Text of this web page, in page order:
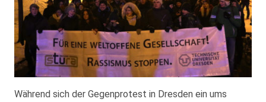
Während sich der Gegenprotest in Dresden ein ums